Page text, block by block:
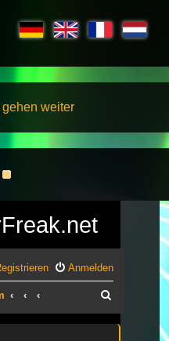
weiter
Anmelden